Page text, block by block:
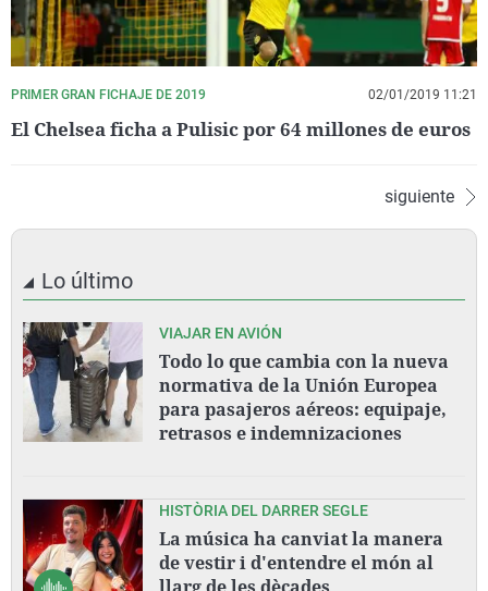
PRIMER GRAN FICHAJE DE 2019 02/01/2019 11:21
El Chelsea ficha a Pulisic por 64 millones de euros
siguiente
Lo último
VIAJAR EN AVIÓN
Todo lo que cambia con la nueva
normativa de la Unión Europea
para pasajeros aéreos: equipaje,
retrasos e indemnizaciones
HISTÒRIA DEL DARRER SEGLE
La música ha canviat la manera
de vestir i d'entendre el món al